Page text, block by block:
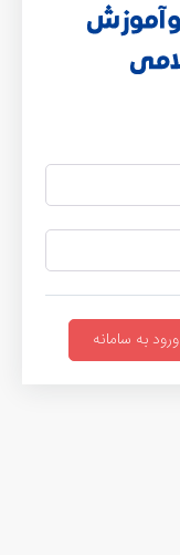
ورود به سامانه